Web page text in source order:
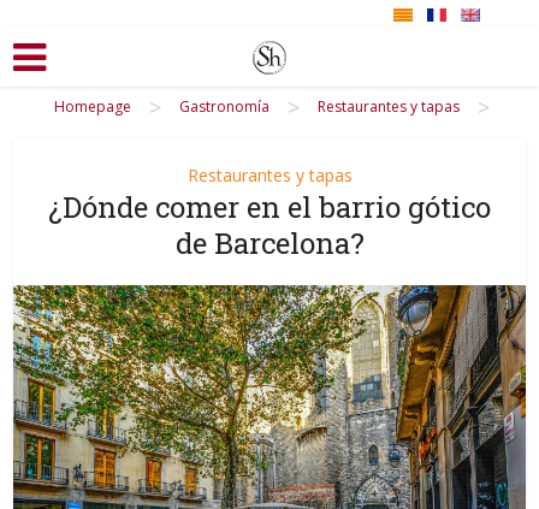
Homepage > Gastronomía > Restaurantes y tapas >
Restaurantes y tapas
¿Dónde comer en el barrio gótico
de Barcelona?